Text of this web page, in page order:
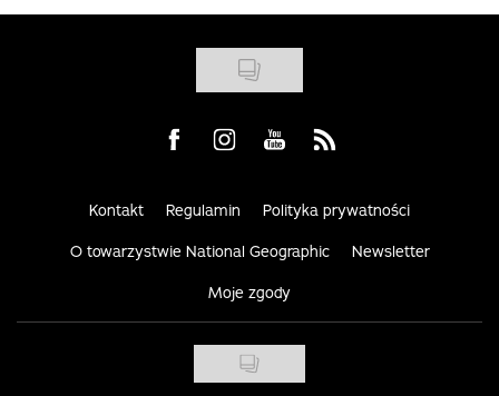
Visit us on Facebook
Visit us on Instagram
Visit us on Youtube
Visit us on Rss
Kontakt Regulamin Polityka prywatności
O towarzystwie National Geographic Newsletter
Moje zgody